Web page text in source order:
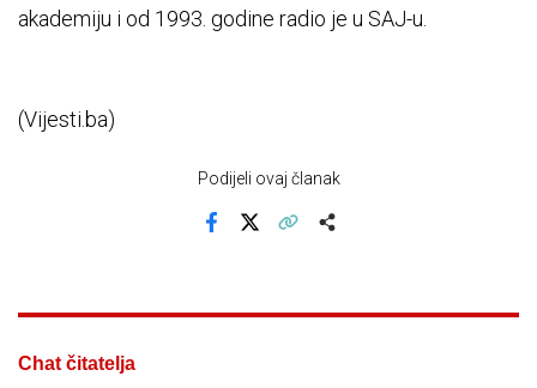
akademiju i od 1993. godine radio je u SAJ-u.
(Vijesti.ba)
Podijeli ovaj članak
Chat čitatelja